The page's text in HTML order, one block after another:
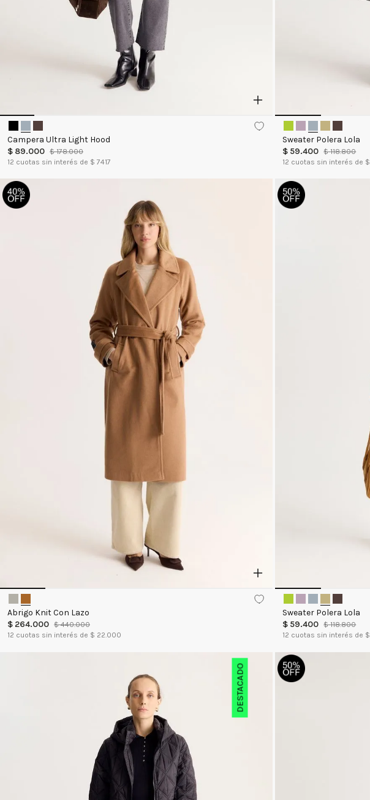
Campera Ultra Light Hood
$ 89.000 $ 178.000
12 cuotas sin interés de $ 7417
Sweater Polera Lola
$ 59.400 $ 118.800
12 cuotas sin interés de $
Abrigo Knit Con Lazo
$ 264.000 $ 440.000
12 cuotas sin interés de $ 22.000
Sweater Polera Lola
$ 59.400 $ 118.800
12 cuotas sin interés de $
DESTACADO